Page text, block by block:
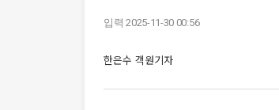
입력 2025-11-30 00:56
한은수 객원기자